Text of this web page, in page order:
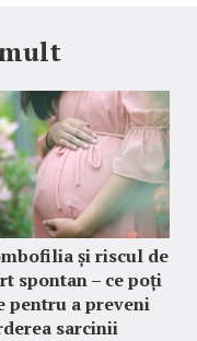
și riscul de
spontan – ce poți
pentru a preveni
sarcinii